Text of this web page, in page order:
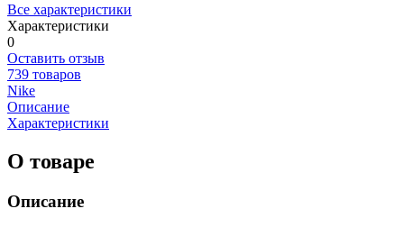
Все характеристики
Характеристики
0
Оставить отзыв
739 товаров
Nike
Описание
Характеристики
О товаре
Описание